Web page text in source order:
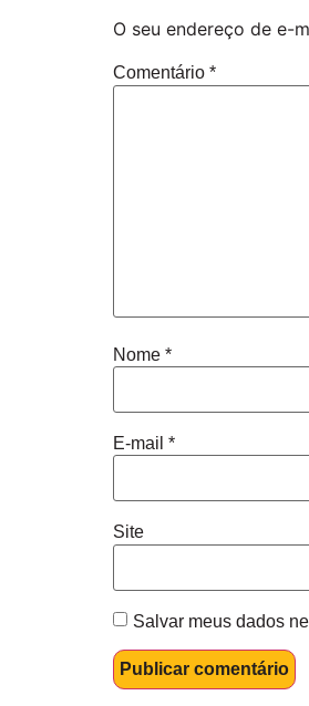
O seu endereço de e-
Comentário *
Nome *
E-mail *
Site
Salvar meus dados